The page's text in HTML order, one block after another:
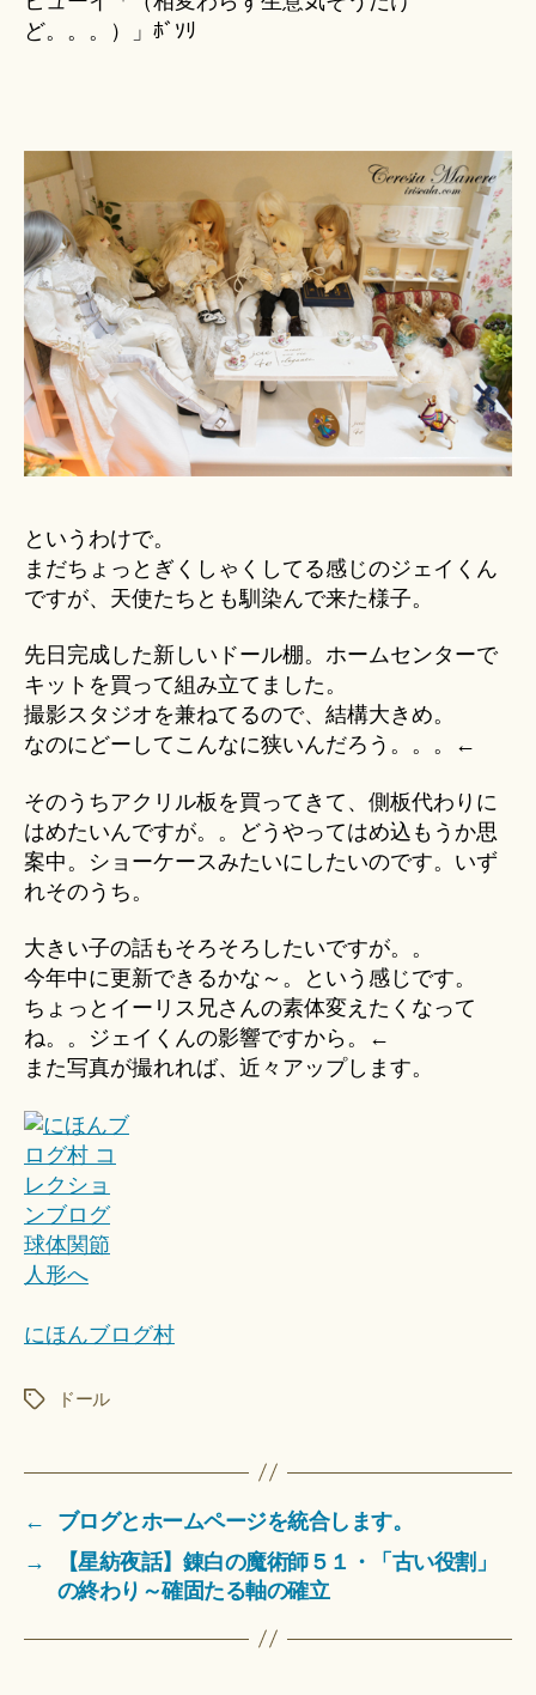
ど。。。）」ﾎﾞｿﾘ
というわけで。
まだちょっとぎくしゃくしてる感じのジェイくん
ですが、天使たちとも馴染んで来た様子。
先日完成した新しいドール棚。ホームセンターで
キットを買って組み立てました。
撮影スタジオを兼ねてるので、結構大きめ。
なのにどーしてこんなに狭いんだろう。。。←
そのうちアクリル板を買ってきて、側板代わりに
はめたいんですが。。どうやってはめ込もうか思
案中。ショーケースみたいにしたいのです。いず
れそのうち。
大きい子の話もそろそろしたいですが。。
今年中に更新できるかな～。という感じです。
ちょっとイーリス兄さんの素体変えたくなって
ね。。ジェイくんの影響ですから。←
また写真が撮れれば、近々アップします。
にほんブログ村
タ
ドール
←
ブログとホームページを統合します。
→
【星紡夜話】錬白の魔術師５１・「古い役割」
の終わり～確固たる軸の確立